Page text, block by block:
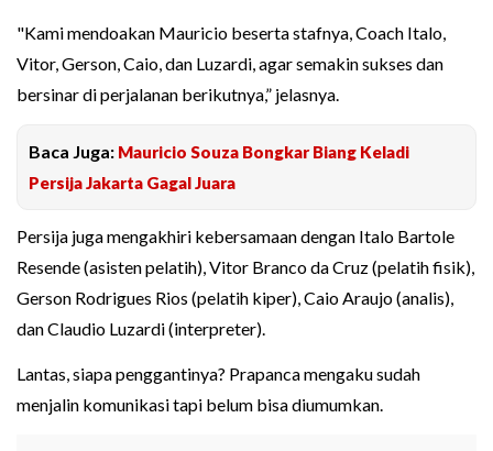
"Kami mendoakan Mauricio beserta stafnya, Coach Italo,
Vitor, Gerson, Caio, dan Luzardi, agar semakin sukses dan
bersinar di perjalanan berikutnya,” jelasnya.
Baca Juga: Mauricio Souza Bongkar Biang Keladi
Persija Jakarta Gagal Juara
Persija juga mengakhiri kebersamaan dengan Italo Bartole
Resende (asisten pelatih), Vitor Branco da Cruz (pelatih fisik),
Gerson Rodrigues Rios (pelatih kiper), Caio Araujo (analis),
dan Claudio Luzardi (interpreter).
Lantas, siapa penggantinya? Prapanca mengaku sudah
menjalin komunikasi tapi belum bisa diumumkan.